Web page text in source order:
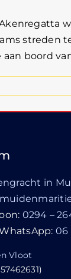
streden
boord
in
0294 –
06
Vloot